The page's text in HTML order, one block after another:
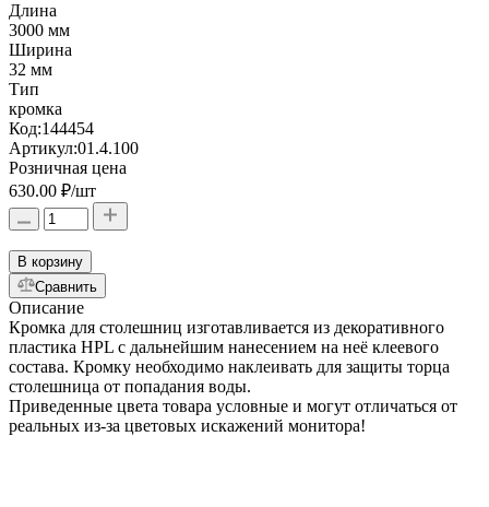
Длина
3000 мм
Ширина
32 мм
Тип
кромка
Код:144454
Артикул:01.4.100
Розничная цена
630.00 ₽/шт
В корзину
Сравнить
Описание
Кромка для столешниц изготавливается из декоративного
пластика HPL с дальнейшим нанесением на неё клеевого
состава. Кромку необходимо наклеивать для защиты торца
столешница от попадания воды.
Приведенные цвета товара условные и могут отличаться от
реальных из-за цветовых искажений монитора!